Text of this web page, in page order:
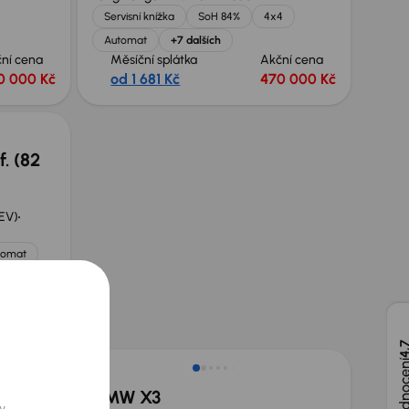
cena
000 Kč
Servisní knížka SoH 84%
4x4
Automat
+7 dalších
Měsíční splátka
od 1 681 Kč
Akční cena
470 000 Kč
(82
BMW X3